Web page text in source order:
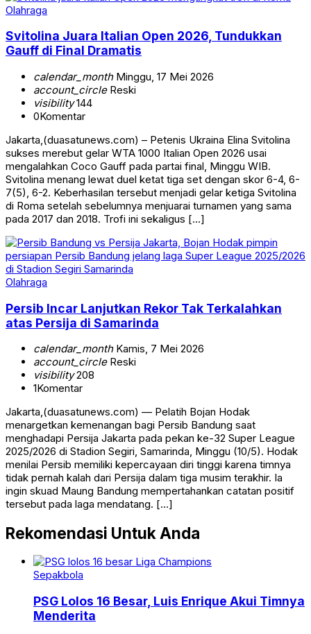
Olahraga
Svitolina Juara Italian Open 2026, Tundukkan
Gauff di Final Dramatis
calendar_monthMinggu, 17 Mei 2026
account_circleReski
visibility144
0Komentar
Jakarta,(duasatunews.com) – Petenis Ukraina Elina Svitolina
sukses merebut gelar WTA 1000 Italian Open 2026 usai
mengalahkan Coco Gauff pada partai final, Minggu WIB.
Svitolina menang lewat duel ketat tiga set dengan skor 6-4, 6-
7(5), 6-2. Keberhasilan tersebut menjadi gelar ketiga Svitolina
di Roma setelah sebelumnya menjuarai turnamen yang sama
pada 2017 dan 2018. Trofi ini sekaligus […]
Olahraga
Persib Incar Lanjutkan Rekor Tak Terkalahkan
atas Persija di Samarinda
calendar_monthKamis, 7 Mei 2026
account_circleReski
visibility208
1Komentar
Jakarta,(duasatunews.com) — Pelatih Bojan Hodak
menargetkan kemenangan bagi Persib Bandung saat
menghadapi Persija Jakarta pada pekan ke-32 Super League
2025/2026 di Stadion Segiri, Samarinda, Minggu (10/5). Hodak
menilai Persib memiliki kepercayaan diri tinggi karena timnya
tidak pernah kalah dari Persija dalam tiga musim terakhir. Ia
ingin skuad Maung Bandung mempertahankan catatan positif
tersebut pada laga mendatang. […]
Rekomendasi Untuk Anda
Sepakbola
PSG Lolos 16 Besar, Luis Enrique Akui Timnya
Menderita